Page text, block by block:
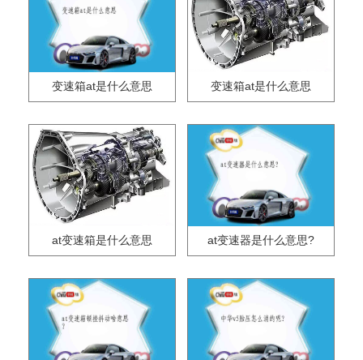
变速箱at是什么意思 变速箱at是什么意思
at变速箱是什么意思 at变速器是什么意思?